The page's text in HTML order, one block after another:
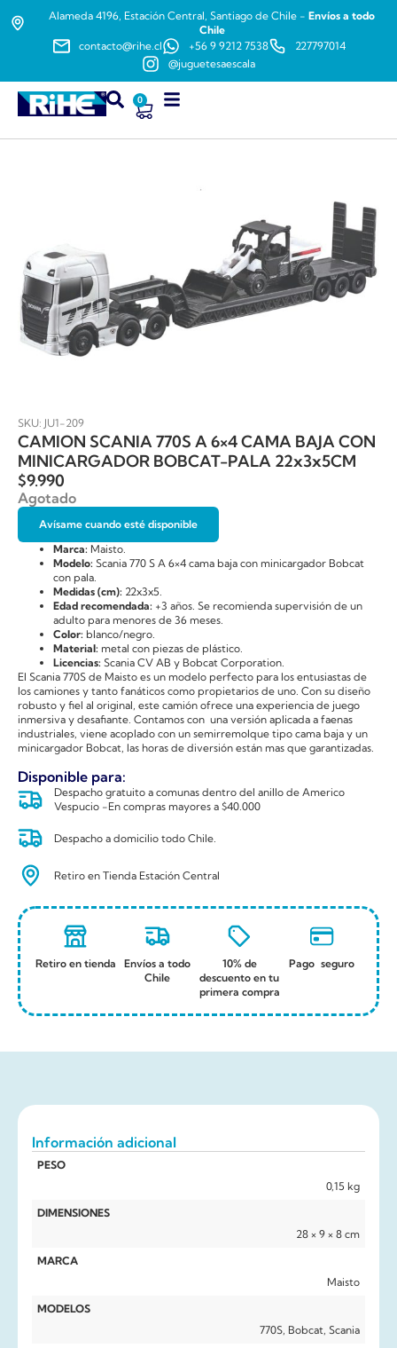
Alameda 4196, Estación Central, Santiago de Chile - Envíos a todo
Chile
contacto@rihe.cl
+56 9 9212 7538
227797014
@juguetesaescala
0
SKU: JU1-209
CAMION SCANIA 770S A 6×4 CAMA BAJA CON
MINICARGADOR BOBCAT-PALA 22x3x5CM
$9.990
Agotado
Avísame cuando esté disponible
Marca: Maisto.
Modelo: Scania 770 S A 6×4 cama baja con minicargador Bobcat
con pala.
Medidas (cm): 22x3x5.
Edad recomendada: +3 años. Se recomienda supervisión de un
adulto para menores de 36 meses.
Color: blanco/negro.
Material: metal con piezas de plástico.
Licencias: Scania CV AB y Bobcat Corporation.
El Scania 770S de Maisto es un modelo perfecto para los entusiastas de
los camiones y tanto fanáticos como propietarios de uno. Con su diseño
robusto y fiel al original, este camión ofrece una experiencia de juego
inmersiva y desafiante. Contamos con una versión aplicada a faenas
industriales, viene acoplado con un semirremolque tipo cama baja y un
minicargador Bobcat, las horas de diversión están mas que garantizadas.
Disponible para:
Despacho gratuito a comunas dentro del anillo de Americo
Vespucio -En compras mayores a $40.000
Despacho a domicilio todo Chile.
Retiro en Tienda Estación Central
Retiro en tienda
Envíos a todo
Chile
10% de
descuento en tu
primera compra
Pago seguro
Información adicional
PESO
0,15 kg
DIMENSIONES
28 × 9 × 8 cm
MARCA
Maisto
MODELOS
770S, Bobcat, Scania